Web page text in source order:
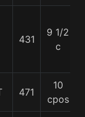
431
9 1/2
c
471
10
cpos